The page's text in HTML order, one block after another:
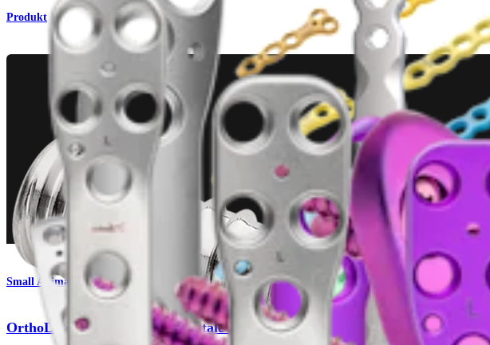
Produkt
Small Animal
OrthoLine™-System für die distale Femurosteotomie